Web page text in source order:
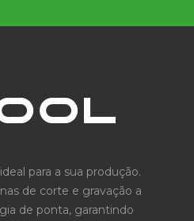
para a sua produção.
de corte e gravação a
de ponta, garantindo